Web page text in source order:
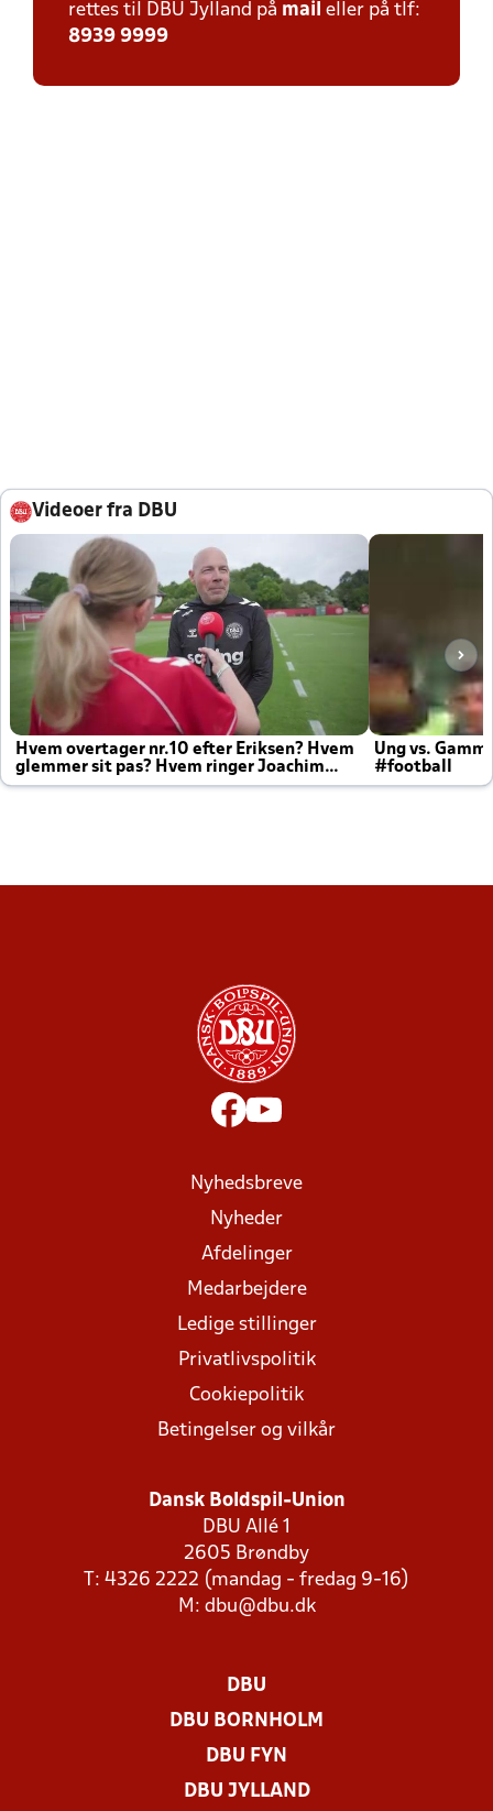
rettes til DBU Jylland på mail eller på tlf:
8939 9999
Videoer fra DBU
Hvem overtager nr.10 efter Eriksen? Hvem
glemmer sit pas? Hvem ringer Joachim
altid til efter kampe?
Ung vs.
#football
Nyhedsbreve
Nyheder
Afdelinger
Medarbejdere
Ledige stillinger
Privatlivspolitik
Cookiepolitik
Betingelser og vilkår
Dansk Boldspil-Union
DBU Allé 1
2605 Brøndby
T: 4326 2222 (mandag - fredag 9-16)
M: dbu@dbu.dk
DBU
DBU BORNHOLM
DBU FYN
DBU JYLLAND